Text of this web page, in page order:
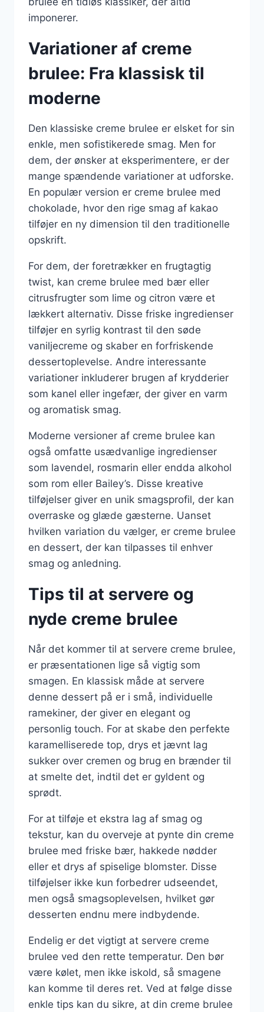
imponerer.
Variationer af creme
brulee: Fra klassisk til
moderne
Den klassiske creme brulee er elsket for sin
enkle, men sofistikerede smag. Men for
dem, der ønsker at eksperimentere, er der
mange spændende variationer at udforske.
En populær version er creme brulee med
chokolade, hvor den rige smag af kakao
tilføjer en ny dimension til den traditionelle
opskrift.
For dem, der foretrækker en frugtagtig
twist, kan creme brulee med bær eller
citrusfrugter som lime og citron være et
lækkert alternativ. Disse friske ingredienser
tilføjer en syrlig kontrast til den søde
vaniljecreme og skaber en forfriskende
dessertoplevelse. Andre interessante
variationer inkluderer brugen af krydderier
som kanel eller ingefær, der giver en varm
og aromatisk smag.
Moderne versioner af creme brulee kan
også omfatte usædvanlige ingredienser
som lavendel, rosmarin eller endda alkohol
som rom eller Bailey’s. Disse kreative
tilføjelser giver en unik smagsprofil, der kan
overraske og glæde gæsterne. Uanset
hvilken variation du vælger, er creme brulee
en dessert, der kan tilpasses til enhver
smag og anledning.
Tips til at servere og
nyde creme brulee
Når det kommer til at servere creme brulee,
er præsentationen lige så vigtig som
smagen. En klassisk måde at servere
denne dessert på er i små, individuelle
ramekiner, der giver en elegant og
personlig touch. For at skabe den perfekte
karamelliserede top, drys et jævnt lag
sukker over cremen og brug en brænder til
at smelte det, indtil det er gyldent og
sprødt.
For at tilføje et ekstra lag af smag og
tekstur, kan du overveje at pynte din creme
brulee med friske bær, hakkede nødder
eller et drys af spiselige blomster. Disse
tilføjelser ikke kun forbedrer udseendet,
men også smagsoplevelsen, hvilket gør
desserten endnu mere indbydende.
Endelig er det vigtigt at servere creme
brulee ved den rette temperatur. Den bør
være kølet, men ikke iskold, så smagene
kan komme til deres ret. Ved at følge disse
enkle tips kan du sikre, at din creme brulee